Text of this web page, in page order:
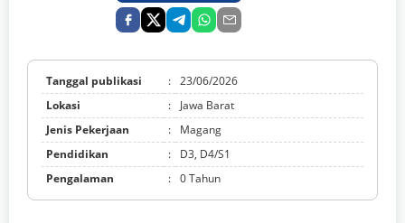
Tanggal publikasi : 23/06/2026
Lokasi
:
Jawa Barat
Jenis Pekerjaan
:
Magang
Pendidikan
:
D3, D4/S1
Pengalaman
: 0 Tahun